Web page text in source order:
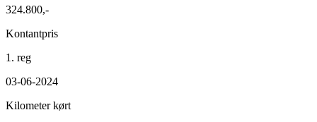
324.800,-
Kontantpris
1. reg
03-06-2024
Kilometer kørt